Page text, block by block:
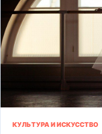
КУЛЬТУРА И ИСКУССТВО